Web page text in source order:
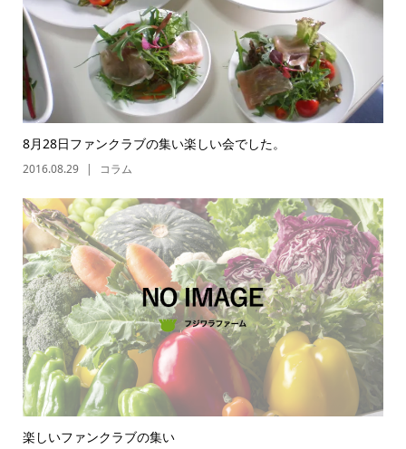
8月28日ファンクラブの集い楽しい会でした。
2016.08.29 コラム
楽しいファンクラブの集い